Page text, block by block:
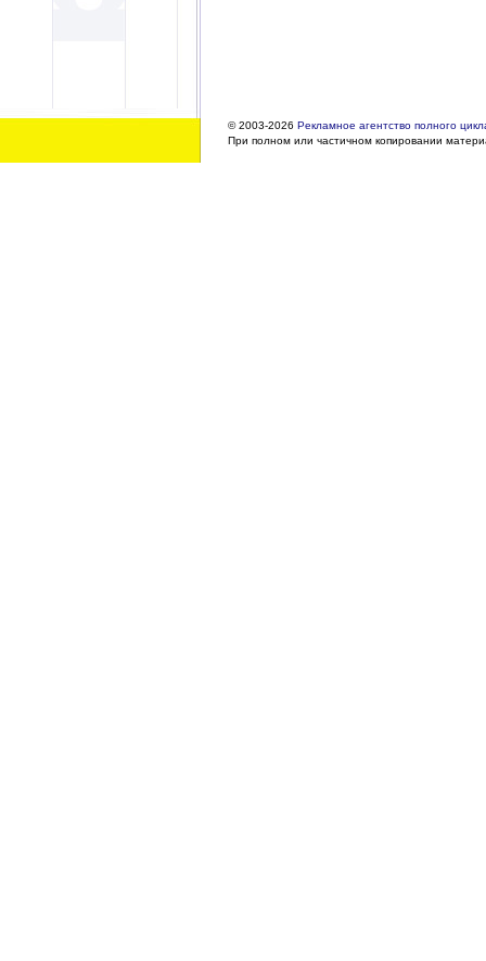
© 2003-2026 Рекламное агентство полного
При полном или частичном копировании